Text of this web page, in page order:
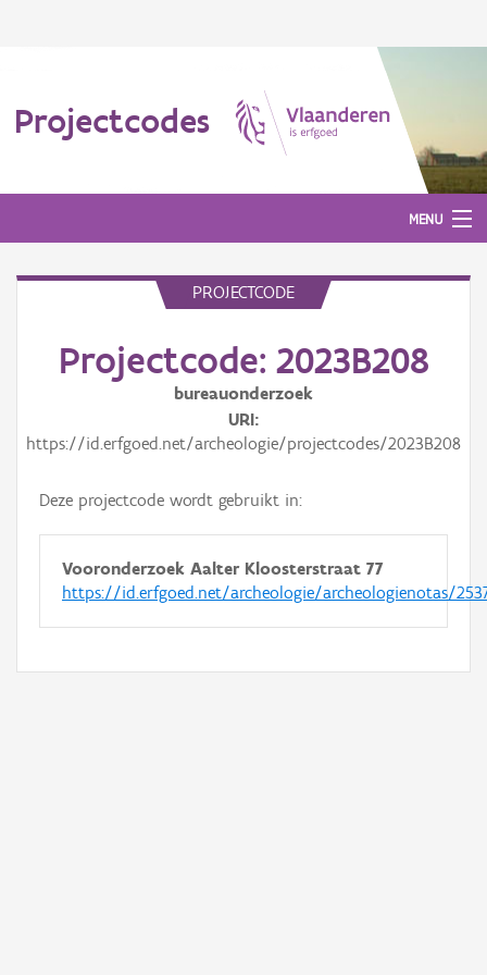
Projectcodes
MENU
PROJECTCODE
Projectcode: 2023B208
bureauonderzoek
URI
https://id.erfgoed.net/archeologie/projectcodes/2023B208
Deze projectcode wordt gebruikt in:
Vooronderzoek Aalter Kloosterstraat 77
https://id.erfgoed.net/archeologie/archeologienotas/